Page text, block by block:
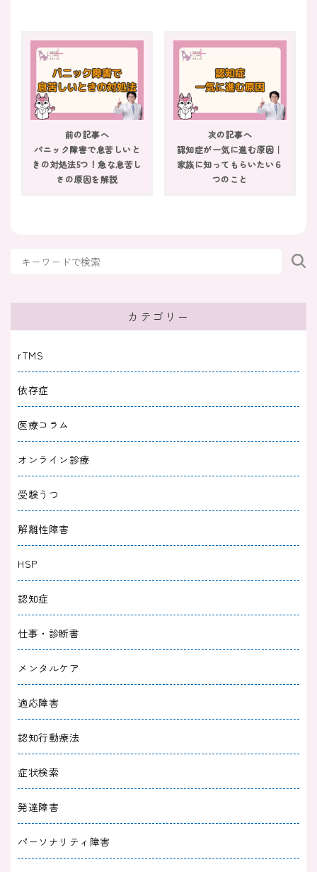
ときの原因と５つの対処法
2024/01/31 睡眠障害
寝れない時に一瞬で寝る方法｜ライフスタイル
別に快眠を導く習慣を紹介
2024/01/04 睡眠障害
2023/12/17
れが原因？不眠の対処法を紹介
2023/10/01
横になるとすぐ寝てしまう病気｜気絶したよう
に眠ってしまう原因と対策
2023/09/25 睡眠障害
【12時間睡眠でもまだ眠い】どれだけ寝ても眠
2023/09/10
寝ても疲れが取れないのはうつ病？疑われる病
気と治療・対策とは？
2023/08/25 睡眠障害
【夢か現実かわからない】金縛りの原因と心霊
2023/08/25
金縛りから無理やり起きる方法となりやすい人
の特徴６選
2023/08/16
職場の人間関係で眠れないのは病気？仕事スト
レスと不眠の関係
前の記事へ
パニック障害で息苦しいと
きの対処法5つ！急な息苦し
さの原因を解説
次の記事へ
認知症が一気に進む原因｜
家族に知ってもらいたい６
つのこと
カテゴリー
rTMS
依存症
医療コラム
オンライン診療
受験うつ
解離性障害
HSP
認知症
仕事・診断書
メンタルケア
適応障害
認知行動療法
症状検索
発達障害
パーソナリティ障害